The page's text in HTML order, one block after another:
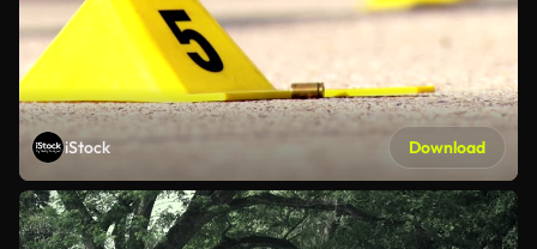
iStock Download